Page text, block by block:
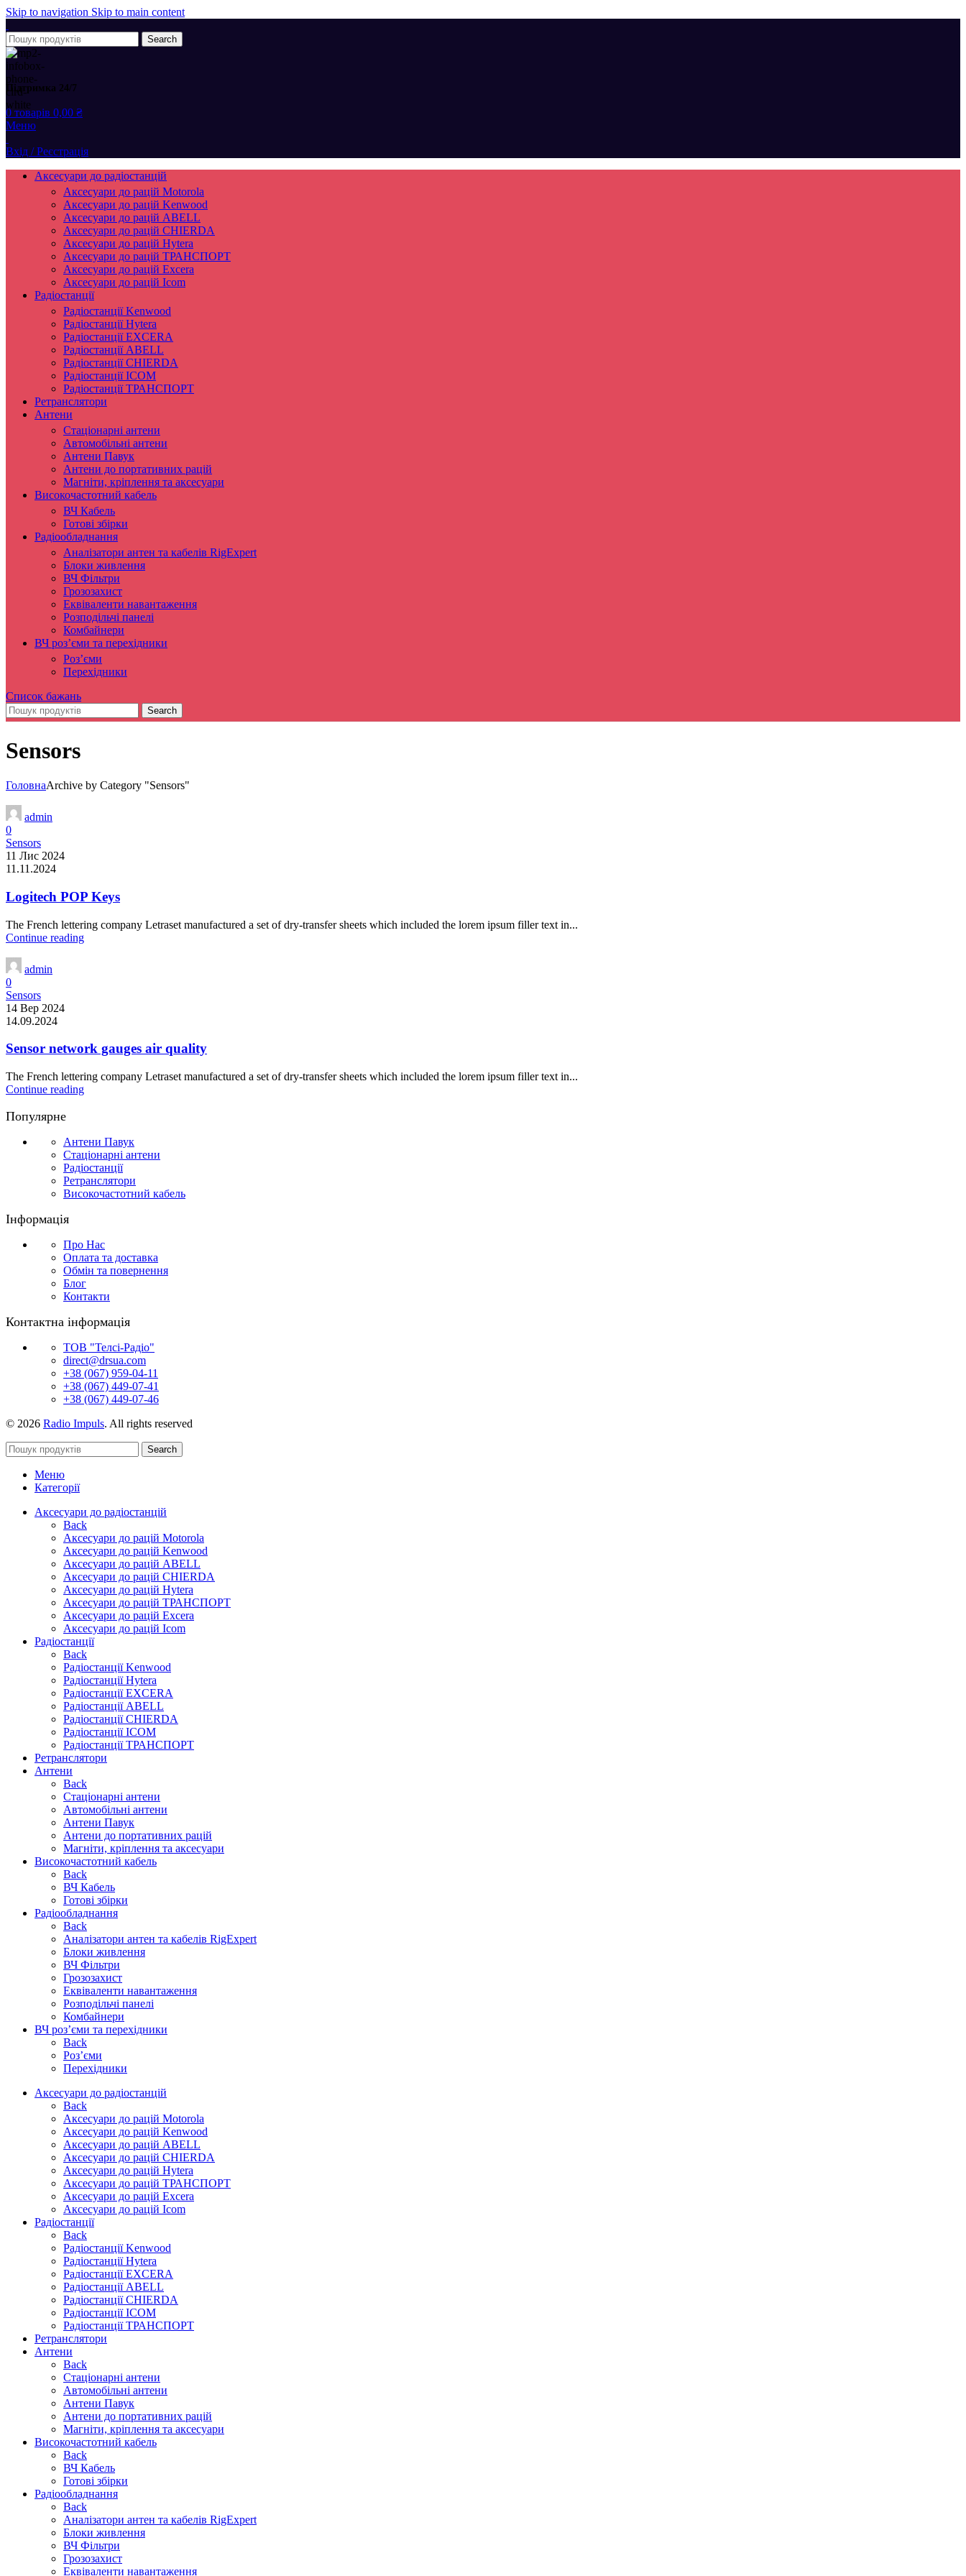
Skip to navigation Skip to main content
Search
Підтримка 24/7
0 товарів 0,00 ₴
Меню
Вхід / Реєстрація
Аксесуари до радіостанцій
Аксесуари до рацій Motorola
Аксесуари до рацій Kenwood
Аксесуари до рацій ABELL
Аксесуари до рацій CHIERDA
Аксесуари до рацій Hytera
Аксесуари до рацій ТРАНСПОРТ
Аксесуари до рацій Excera
Аксесуари до рацій Icom
Радіостанції
Радіостанції Kenwood
Радіостанції Hytera
Радіостанції EXCERA
Радіостанції ABELL
Радіостанції CHIERDA
Радіостанції ICOM
Радіостанції ТРАНСПОРТ
Ретранслятори
Антени
Стаціонарні антени
Автомобільні антени
Антени Павук
Антени до портативних рацій
Магніти, кріплення та аксесуари
Високочастотний кабель
ВЧ Кабель
Готові збірки
Радіообладнання
Аналізатори антен та кабелів RigExpert
Блоки живлення
ВЧ Фільтри
Грозозахист
Еквіваленти навантаження
Розподільчі панелі
Комбайнери
ВЧ роз’єми та перехідники
Роз’єми
Перехідники
Список бажань
Search
Sensors
ГоловнаArchive by Category "Sensors"
admin
0
Sensors
11 Лис 2024
11.11.2024
Logitech POP Keys
The French lettering company Letraset manufactured a set of dry-transfer sheets which included the lorem ipsum filler text in...
Continue reading
admin
0
Sensors
14 Вер 2024
14.09.2024
Sensor network gauges air quality
The French lettering company Letraset manufactured a set of dry-transfer sheets which included the lorem ipsum filler text in...
Continue reading
Популярне
Антени Павук
Стаціонарні антени
Радіостанції
Ретранслятори
Високочастотний кабель
Інформація
Про Нас
Оплата та доставка
Обмін та повернення
Блог
Контакти
Контактна інформація
ТОВ "Телсі-Радіо"
direct@drsua.com
+38 (067) 959-04-11
+38 (067) 449-07-41
+38 (067) 449-07-46
© 2026 Radio Impuls. All rights reserved
Search
Меню
Категорії
Аксесуари до радіостанцій
Back
Аксесуари до рацій Motorola
Аксесуари до рацій Kenwood
Аксесуари до рацій ABELL
Аксесуари до рацій CHIERDA
Аксесуари до рацій Hytera
Аксесуари до рацій ТРАНСПОРТ
Аксесуари до рацій Excera
Аксесуари до рацій Icom
Радіостанції
Back
Радіостанції Kenwood
Радіостанції Hytera
Радіостанції EXCERA
Радіостанції ABELL
Радіостанції CHIERDA
Радіостанції ICOM
Радіостанції ТРАНСПОРТ
Ретранслятори
Антени
Back
Стаціонарні антени
Автомобільні антени
Антени Павук
Антени до портативних рацій
Магніти, кріплення та аксесуари
Високочастотний кабель
Back
ВЧ Кабель
Готові збірки
Радіообладнання
Back
Аналізатори антен та кабелів RigExpert
Блоки живлення
ВЧ Фільтри
Грозозахист
Еквіваленти навантаження
Розподільчі панелі
Комбайнери
ВЧ роз’єми та перехідники
Back
Роз’єми
Перехідники
Аксесуари до радіостанцій
Back
Аксесуари до рацій Motorola
Аксесуари до рацій Kenwood
Аксесуари до рацій ABELL
Аксесуари до рацій CHIERDA
Аксесуари до рацій Hytera
Аксесуари до рацій ТРАНСПОРТ
Аксесуари до рацій Excera
Аксесуари до рацій Icom
Радіостанції
Back
Радіостанції Kenwood
Радіостанції Hytera
Радіостанції EXCERA
Радіостанції ABELL
Радіостанції CHIERDA
Радіостанції ICOM
Радіостанції ТРАНСПОРТ
Ретранслятори
Антени
Back
Стаціонарні антени
Автомобільні антени
Антени Павук
Антени до портативних рацій
Магніти, кріплення та аксесуари
Високочастотний кабель
Back
ВЧ Кабель
Готові збірки
Радіообладнання
Back
Аналізатори антен та кабелів RigExpert
Блоки живлення
ВЧ Фільтри
Грозозахист
Еквіваленти навантаження